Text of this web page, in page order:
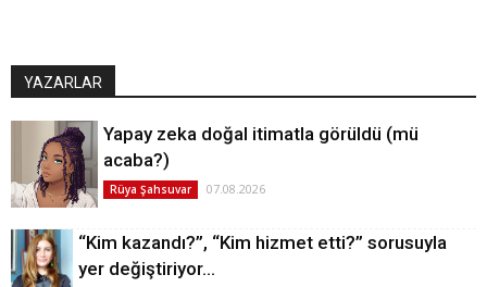
YAZARLAR
Yapay zeka doğal itimatla görüldü (mü
acaba?)
Rüya Şahsuvar 07.08.2026
“Kim kazandı?”, “Kim hizmet etti?” sorusuyla
yer değiştiriyor…